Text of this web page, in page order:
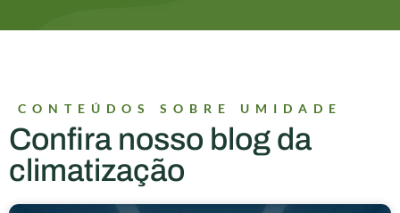
CONTEÚDOS SOBRE UMIDADE
Confira nosso blog da
climatização